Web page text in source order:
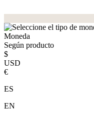
Moneda
Según producto
$
USD
€
ES
EN